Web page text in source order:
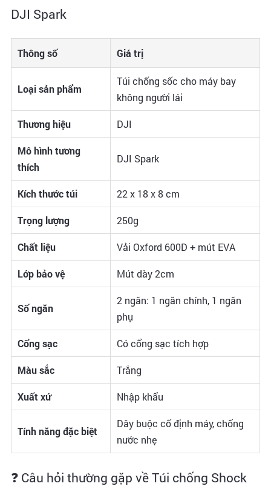
DJI Spark
Thông số Giá trị
Loại sản phẩm
Túi chống sốc cho máy bay
không người lái
Thương hiệu DJI
Mô hình tương
thích
DJI Spark
Kích thước túi 22 x 18 x 8 cm
Trọng lượng 250g
Chất liệu Vải Oxford 600D + mút EVA
Lớp bảo vệ Mút dày 2cm
Số ngăn
2 ngăn: 1 ngăn chính, 1 ngăn
phụ
Cổng sạc Có cổng sạc tích hợp
Màu sắc Trắng
Xuất xứ Nhập khẩu
Tính năng đặc biệt
Dây buộc cố định máy, chống
nước nhẹ
❓ Câu hỏi thường gặp về Túi chống Shock